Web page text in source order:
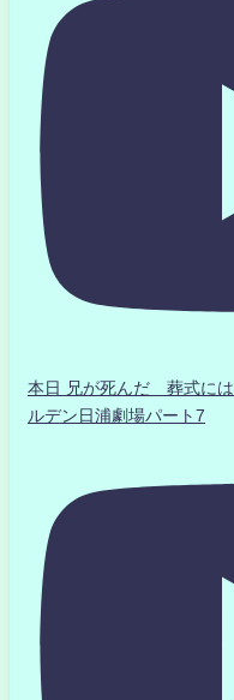
本日 兄が死んだ 葬式に
ルデン日浦劇場パート7